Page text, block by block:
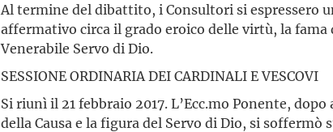
Al termine del dibattito, i Consultori si espressero
affermativo circa il grado eroico delle virtù, la fama
Venerabile Servo di Dio.
SESSIONE ORDINARIA DEI CARDINALI E VESCOVI
Si riunì il 21 febbraio 2017. L’Ecc.mo Ponente,
della Causa e la figura del Servo di Dio, si soffermò